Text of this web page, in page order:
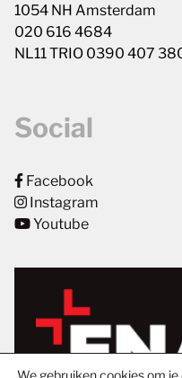
1054 NH Amsterdam
020 616 4684
NL11 TRIO 0390 407
Social
Facebook
Instagram
Youtube
We gebruiken cookies om